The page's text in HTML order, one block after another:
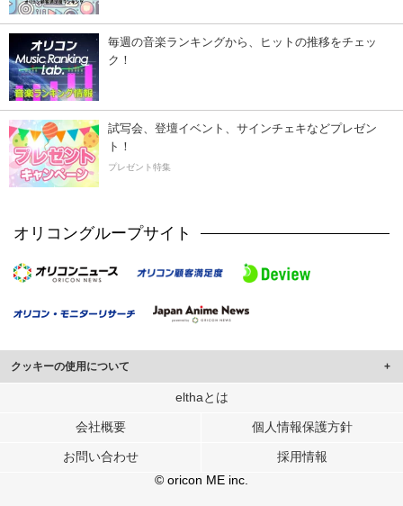
毎週の音楽ランキングから、ヒットの推移をチェッ
ク！
試写会、登壇イベント、サインチェキなどプレゼン
ト！
プレゼント特集
オリコングループサイト
クッキーの使用について
このサイトでは Cookie を使用して、ユーザーに合わせたコンテンツや広告の
行っています。
メディアや広告配信、データ解析の各パートナーに提供しています。
各パートナーは、この情報とユーザーが各パートナーに提供した他の情報や、
ユーザーが各パートナーのサービスを使用したときに収集した他の情報を組み
elthaとは
会社概要 個人情報保護方針
お問い合わせ
採用情報
© oricon ME inc.